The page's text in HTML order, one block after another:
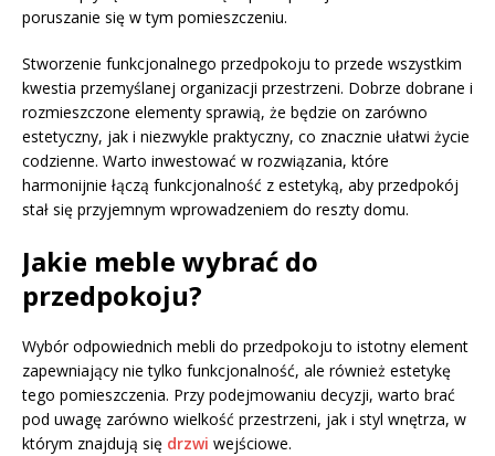
poruszanie się w tym pomieszczeniu.
Stworzenie funkcjonalnego przedpokoju to przede wszystkim
kwestia przemyślanej organizacji przestrzeni. Dobrze dobrane i
rozmieszczone elementy sprawią, że będzie on zarówno
estetyczny, jak i niezwykle praktyczny, co znacznie ułatwi życie
codzienne. Warto inwestować w rozwiązania, które
harmonijnie łączą funkcjonalność z estetyką, aby przedpokój
stał się przyjemnym wprowadzeniem do reszty domu.
Jakie meble wybrać do
przedpokoju?
Wybór odpowiednich mebli do przedpokoju to istotny element
zapewniający nie tylko funkcjonalność, ale również estetykę
tego pomieszczenia. Przy podejmowaniu decyzji, warto brać
pod uwagę zarówno wielkość przestrzeni, jak i styl wnętrza, w
którym znajdują się drzwi wejściowe.